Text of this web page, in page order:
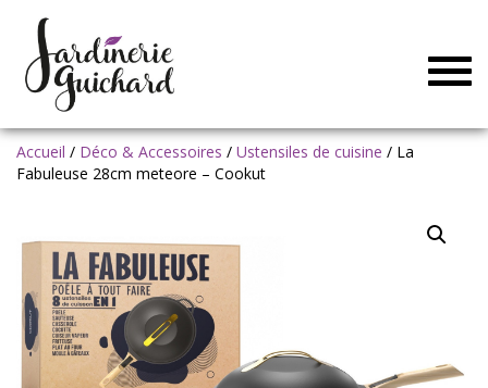
Accueil / Déco & Accessoires / Ustensiles de cuisine / La
Fabuleuse 28cm meteore – Cookut